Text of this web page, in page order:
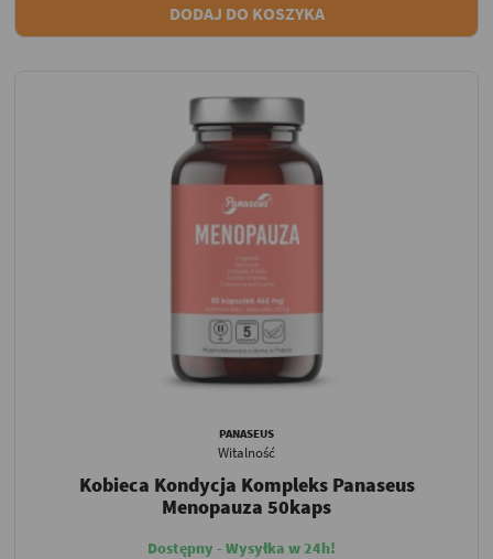
DODAJ DO KOSZYKA
PANASEUS
Witalność
Kobieca Kondycja Kompleks Panaseus
Menopauza 50kaps
Dostępny - Wysyłka w 24h!